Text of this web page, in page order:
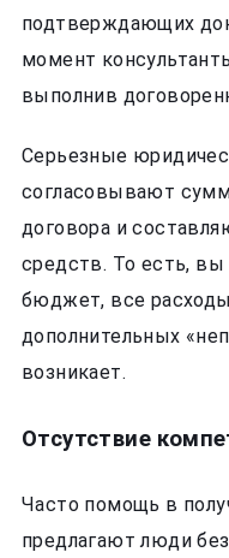
подтверждающих
момент
выполнив
Серьезные
согласовывают
договора и
средств. То есть, вы
бюджет, все
дополнительных
возникает.
Отсутствие
Часто помощь в
предлагают люди